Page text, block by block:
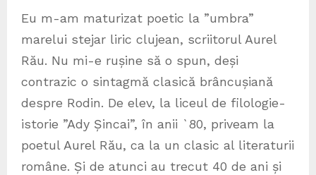
Eu m-am maturizat poetic la ”umbra”
marelui stejar liric clujean, scriitorul Aurel
Rău. Nu mi-e rușine să o spun, deși
contrazic o sintagmă clasică brâncușiană
despre Rodin. De elev, la liceul de filologie-
istorie ”Ady Șincai”, în anii `80, priveam la
poetul Aurel Rău, ca la un clasic al literaturii
române. Și de atunci au trecut 40 de ani și